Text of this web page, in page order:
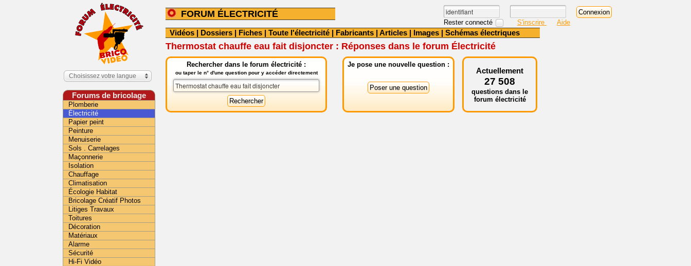
FORUM ÉLECTRICITÉ
Rester connecté S'inscrire Aide
Vidéos | Dossiers | Fiches | Toute l'électricité | Fabricants | Articles | Images | Schémas électriques
Thermostat chauffe eau fait disjoncter : Réponses dans le forum Électricité
Rechercher dans le forum électricité :
ou taper le n° d'une question pour y accéder directement
Je pose une nouvelle question :
Actuellement
27 508
questions dans le
forum électricité
Choisissez votre langue
Forums de bricolage
Plomberie
Électricité
Papier peint
Peinture
Menuiserie
Sols . Carrelages
Maçonnerie
Isolation
Chauffage
Climatisation
Écologie Habitat
Bricolage Créatif Photos
Litiges Travaux
Toitures
Décoration
Matériaux
Alarme
Sécurité
Hi-Fi Vidéo